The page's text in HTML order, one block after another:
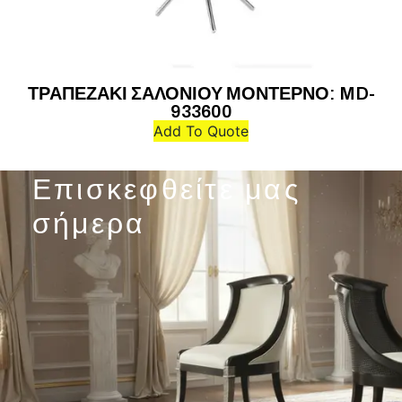
ΤΡΑΠΕΖΑΚΙ ΣΑΛΟΝΙΟΥ ΜΟΝΤΕΡΝΟ: MD-
933600
Add To Quote
Επισκεφθείτε μας
σήμερα